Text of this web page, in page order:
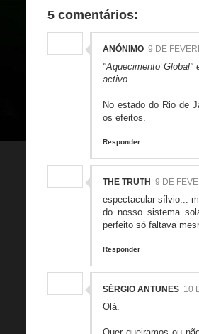
5 comentários:
ANÓNIMO 9 DE
"Aquecimento Global"
activo...
No estado do Rio de
os efeitos.
Responder
THE TRUTH 9 DE
espectacular sílvio...
do nosso sistema
perfeito só faltava
Responder
SÉRGIO ANTUNES 10
Olá.